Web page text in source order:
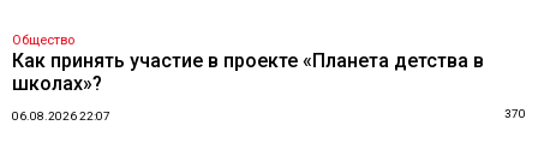
Общество
Как принять участие в проекте «Планета детства в
школах»?
06.08.2026 22:07 370